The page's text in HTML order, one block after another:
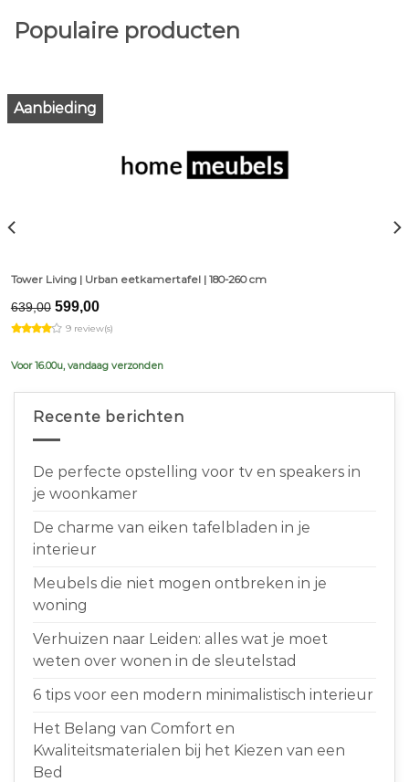
Populaire producten
Aanbieding
Tower Living | Urban eetkamertafel | 180-260 cm
639,00 Original
price
was:
599,00Current
is:
9 review(s)
Voor 16.00u, vandaag verzonden
Recente berichten
De perfecte opstelling voor tv en speakers in
je woonkamer
De charme van eiken tafelbladen in je
interieur
Meubels die niet mogen ontbreken in je
woning
Verhuizen naar Leiden: alles wat je moet
weten over wonen in de sleutelstad
6 tips voor een modern minimalistisch interieur
Het Belang van Comfort en
Kwaliteitsmaterialen bij het Kiezen van een
Bed